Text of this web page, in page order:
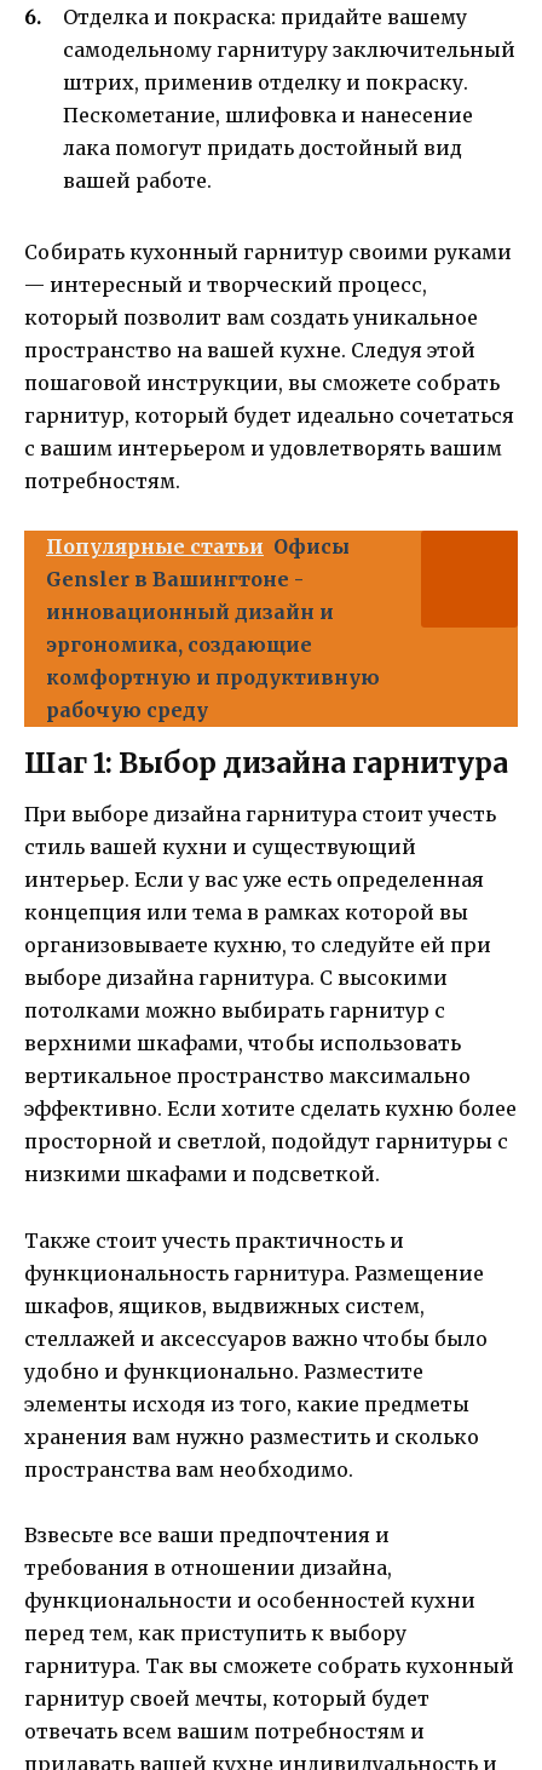
Отделка и покраска: придайте вашему
самодельному гарнитуру заключительный
штрих, применив отделку и покраску.
Пескометание, шлифовка и нанесение
лака помогут придать достойный вид
вашей работе.
Собирать кухонный гарнитур своими руками
— интересный и творческий процесс,
который позволит вам создать уникальное
пространство на вашей кухне. Следуя этой
пошаговой инструкции, вы сможете собрать
гарнитур, который будет идеально сочетаться
с вашим интерьером и удовлетворять вашим
потребностям.
Популярные статьи Офисы
Gensler в Вашингтоне -
инновационный дизайн и
эргономика, создающие
комфортную и продуктивную
рабочую среду
Шаг 1: Выбор дизайна гарнитура
При выборе дизайна гарнитура стоит учесть
стиль вашей кухни и существующий
интерьер. Если у вас уже есть определенная
концепция или тема в рамках которой вы
организовываете кухню, то следуйте ей при
выборе дизайна гарнитура. С высокими
потолками можно выбирать гарнитур с
верхними шкафами, чтобы использовать
вертикальное пространство максимально
эффективно. Если хотите сделать кухню более
просторной и светлой, подойдут гарнитуры с
низкими шкафами и подсветкой.
Также стоит учесть практичность и
функциональность гарнитура. Размещение
шкафов, ящиков, выдвижных систем,
стеллажей и аксессуаров важно чтобы было
удобно и функционально. Разместите
элементы исходя из того, какие предметы
хранения вам нужно разместить и сколько
пространства вам необходимо.
Взвесьте все ваши предпочтения и
требования в отношении дизайна,
функциональности и особенностей кухни
перед тем, как приступить к выбору
гарнитура. Так вы сможете собрать кухонный
гарнитур своей мечты, который будет
отвечать всем вашим потребностям и
придавать вашей кухне индивидуальность и